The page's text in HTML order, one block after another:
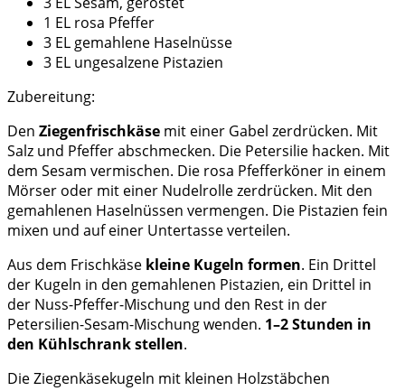
1 EL rosa Pfeffer
3 EL gemahlene Haselnüsse
3 EL ungesalzene Pistazien
Zubereitung:
Den Ziegenfrischkäse mit einer Gabel zerdrücken. Mit
Salz und Pfeffer abschmecken. Die Petersilie hacken. Mit
dem Sesam vermischen. Die rosa Pfefferköner in einem
Mörser oder mit einer Nudelrolle zerdrücken. Mit den
gemahlenen Haselnüssen vermengen. Die Pistazien fein
mixen und auf einer Untertasse verteilen.
Aus dem Frischkäse kleine Kugeln formen. Ein Drittel
der Kugeln in den gemahlenen Pistazien, ein Drittel in
der Nuss-Pfeffer-Mischung und den Rest in der
Petersilien-Sesam-Mischung wenden. 1–2 Stunden in
den Kühlschrank stellen.
Die Ziegenkäsekugeln mit kleinen Holzstäbchen